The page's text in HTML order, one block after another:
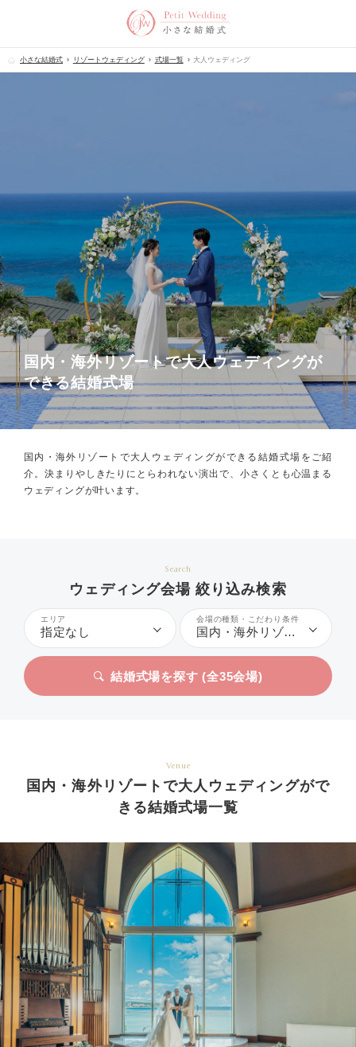
小さな結婚式 リゾートウェディング 式場一覧 大人ウェディング
国内・海外リゾートで大人ウェディングが
できる結婚式場
国内・海外リゾートで大人ウェディングができる結婚式場をご紹
介。 決まりやしきたりにとらわれない演出で、小さくとも心温まる
ウェディングが叶います。
Search
ウェディング会場 絞り込み検索
エリア
指定なし
会場の種類・こだわり条件
国内・海外リゾート、大人ウェディング
結婚式場を探す (全35会場)
Venue
国内・海外リゾートで大人ウェディングがで
きる結婚式場一覧